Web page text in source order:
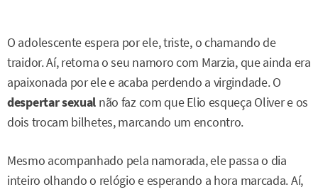
O adolescente espera por ele, triste, o chamando de
traidor. Aí, retoma o seu namoro com Marzia, que ainda era
apaixonada por ele e acaba perdendo a virgindade. O
despertar sexual não faz com que Elio esqueça Oliver e os
dois trocam bilhetes, marcando um encontro.
Mesmo acompanhado pela namorada, ele passa o dia
inteiro olhando o relógio e esperando a hora marcada. Aí,